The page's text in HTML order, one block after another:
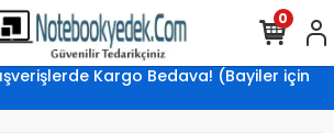
Kargo Bedava! (Bayiler için
0